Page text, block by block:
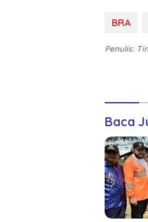
BRA
Penulis:
Baca